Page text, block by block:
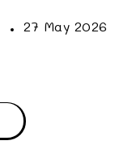
27 May 2026